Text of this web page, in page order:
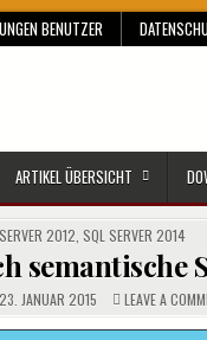
BENUTZER
ARTIKEL ÜBERSICHT
2012 SQL SERVER 2014
semantische
23. JANUAR 2015 LEAVE A